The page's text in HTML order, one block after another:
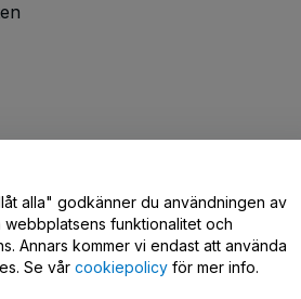
oss
alla" godkänner du användningen av
funktionalitet och
Annars kommer vi endast att använda
Se vår cookiepolicy för mer info.